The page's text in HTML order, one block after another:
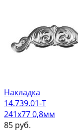
Накладка
14.739.01-Т
241х77 0,8мм
85 руб.